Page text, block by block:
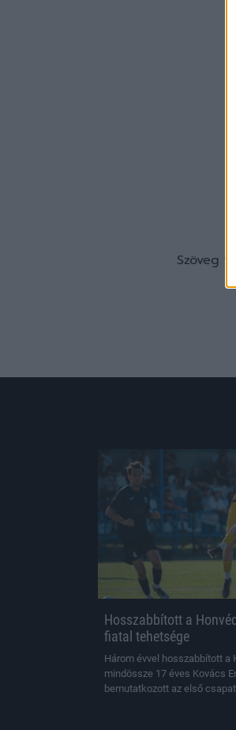
Szöveg
Hosszabbított a
fiatal tehetsége
Három évvel hosszabbított a
mindössze 17 éves Kovács
bemutatkozott az első